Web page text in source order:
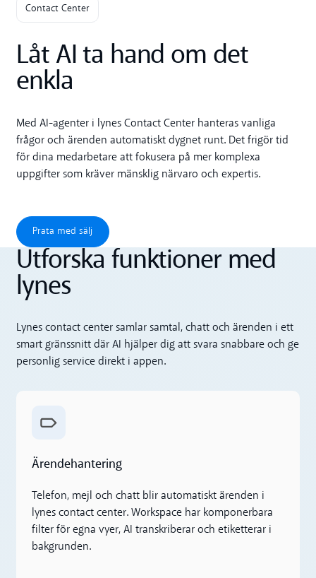
Contact Center
Låt AI ta hand om det
enkla
Med AI-agenter i lynes Contact Center hanteras vanliga
frågor och ärenden automatiskt dygnet runt. Det frigör tid
för dina medarbetare att fokusera på mer komplexa
uppgifter som kräver mänsklig närvaro och expertis.
Prata med sälj
Prata med sälj
Utforska funktioner med
lynes
Lynes contact center samlar samtal, chatt och ärenden i ett
smart gränssnitt där AI hjälper dig att svara snabbare och ge
personlig service direkt i appen.
Ärendehantering
Telefon, mejl och chatt blir automatiskt ärenden i
lynes contact center. Workspace har komponerbara
filter för egna vyer, AI transkriberar och etiketterar i
bakgrunden.